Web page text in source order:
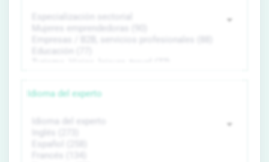
Idioma del experto